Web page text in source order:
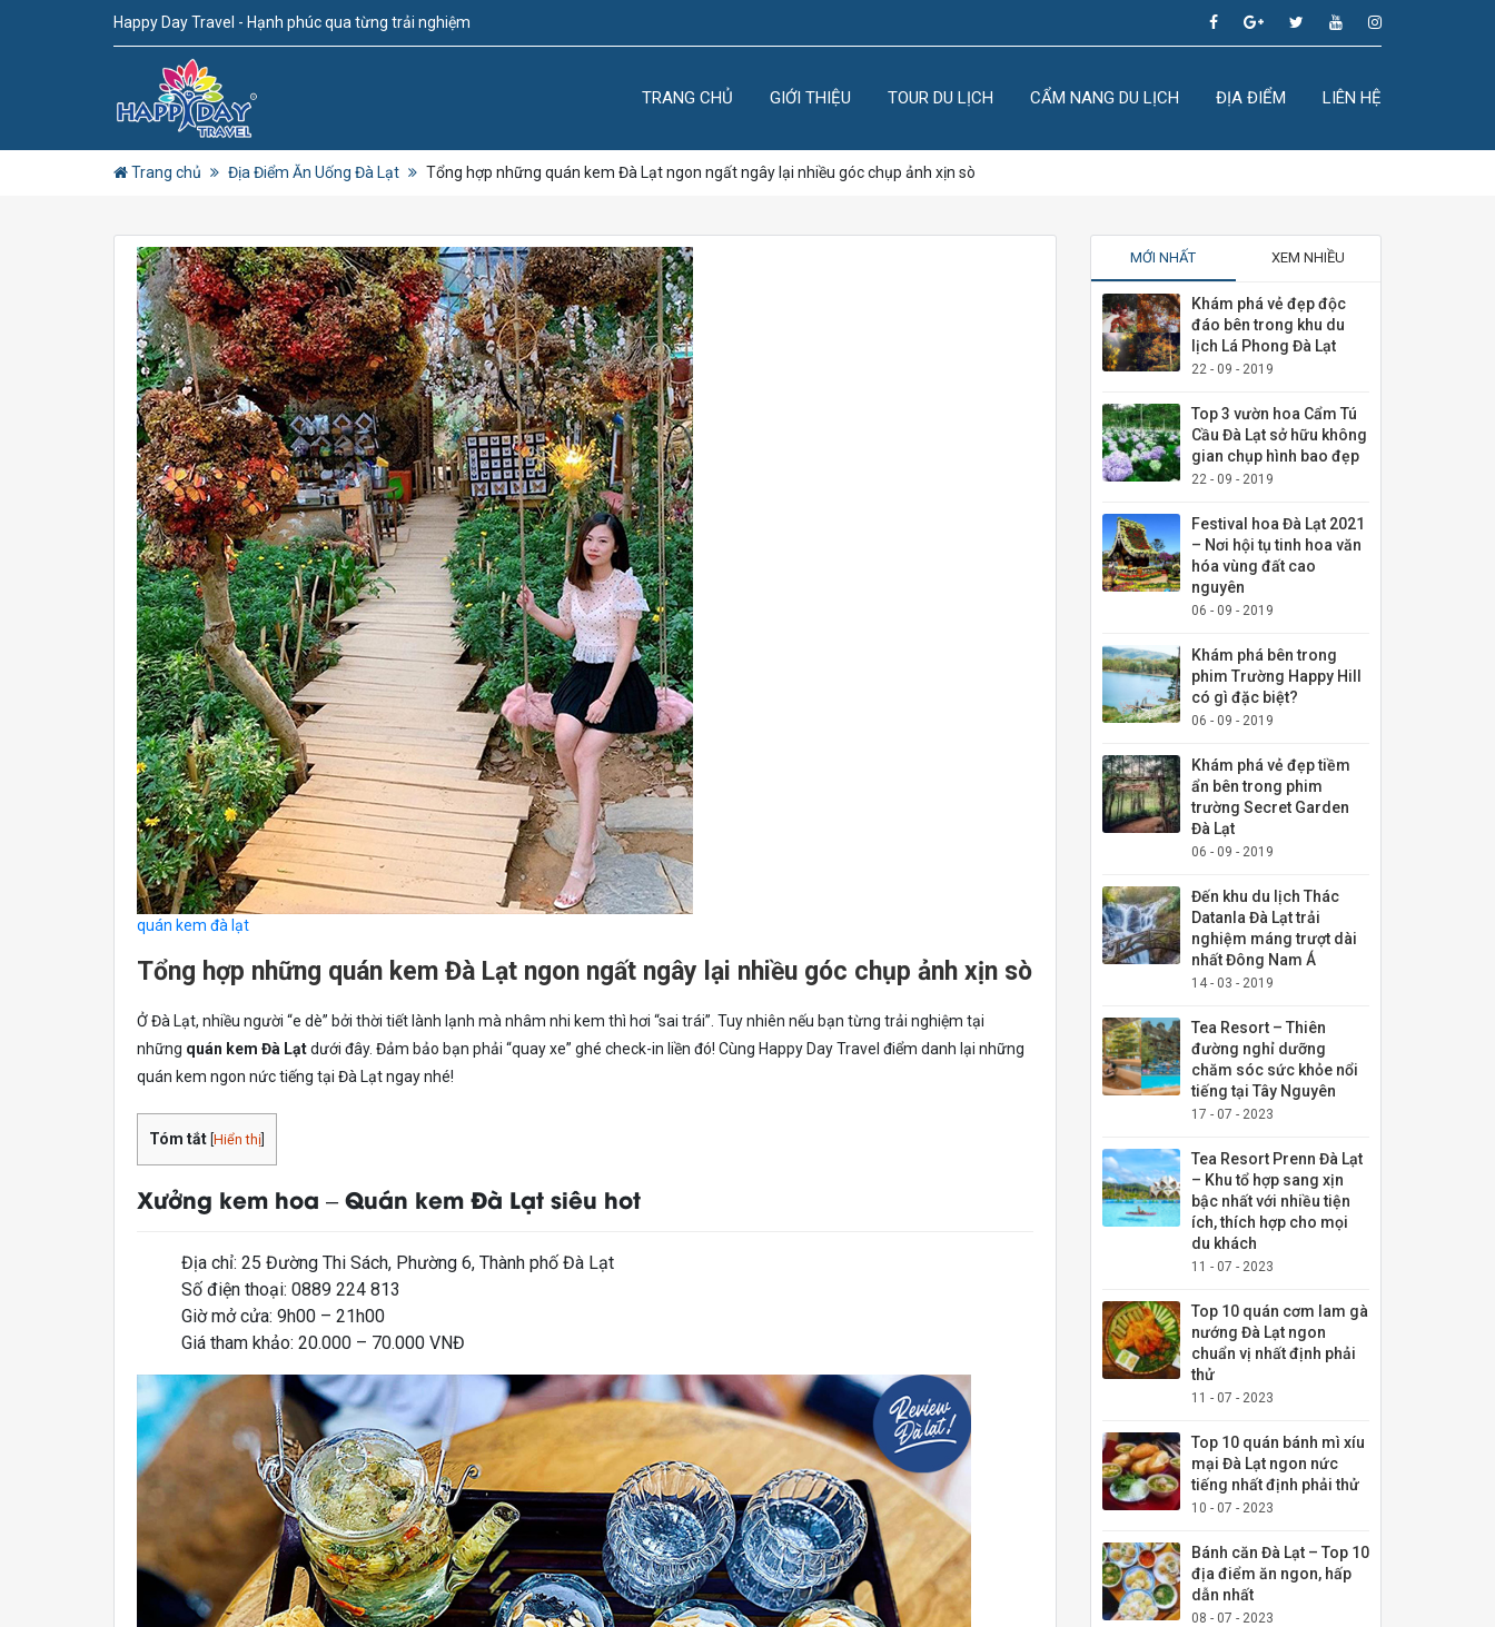
Happy Day Travel - Hạnh phúc qua từng trải nghiệm
TRANG CHỦ GIỚI THIỆU TOUR DU LỊCH CẨM NANG DU LỊCH ĐỊA ĐIỂM LIÊN HỆ
Trang chủ Địa Điểm Ăn Uống Đà Lạt Tổng hợp những quán kem Đà Lạt ngon ngất ngây lại nhiều góc chụp ảnh xịn sò
quán kem đà lạt
Tổng hợp những quán kem Đà Lạt ngon ngất ngây lại nhiều góc chụp ảnh xịn sò
Ở Đà Lạt, nhiều người “e dè” bởi thời tiết lành lạnh mà nhâm nhi kem thì hơi “sai trái”. Tuy nhiên nếu bạn từng trải nghiệm tại
những quán kem Đà Lạtdưới đây. Đảm bảo bạn phải “quay xe” ghé check-in liền đó! Cùng Happy Day Travel điểm danh lại những
quán kem ngon nức tiếng tại Đà Lạt ngay nhé!
Tóm tắt Hiển thị
Xưởng kem hoa – Quán kem Đà Lạt siêu hot
Địa chỉ: 25 Đường Thi Sách, Phường 6, Thành phố Đà Lạt
Số điện thoại: 0889 224 813
Giờ mở cửa: 9h00 – 21h00
Giá tham khảo: 20.000 – 70.000 VNĐ
MỚI NHẤT XEM NHIỀU
Khám phá vẻ đẹp độc
đáo bên trong khu du
lịch Lá Phong Đà Lạt
22 - 09 - 2019
Top 3 vườn hoa Cẩm Tú
Cầu Đà Lạt sở hữu không
gian chụp hình bao đẹp
22 - 09 - 2019
Festival hoa Đà Lạt 2021
– Nơi hội tụ tinh hoa văn
hóa vùng đất cao
nguyên
06 - 09 - 2019
Khám phá bên trong
phim Trường Happy Hill
có gì đặc biệt?
06 - 09 - 2019
Khám phá vẻ đẹp tiềm
ẩn bên trong phim
trường Secret Garden
Đà Lạt
06 - 09 - 2019
Đến khu du lịch Thác
Datanla Đà Lạt trải
nghiệm máng trượt dài
nhất Đông Nam Á
14 - 03 - 2019
Tea Resort – Thiên
đường nghỉ dưỡng
chăm sóc sức khỏe nổi
tiếng tại Tây Nguyên
17 - 07 - 2023
Tea Resort Prenn Đà Lạt
– Khu tổ hợp sang xịn
bậc nhất với nhiều tiện
ích, thích hợp cho mọi
du khách
11 - 07 - 2023
Top 10 quán cơm lam gà
nướng Đà Lạt ngon
chuẩn vị nhất định phải
thử
11 - 07 - 2023
Top 10 quán bánh mì xíu
mại Đà Lạt ngon nức
tiếng nhất định phải thử
10 - 07 - 2023
Bánh căn Đà Lạt – Top 10
địa điểm ăn ngon, hấp
dẫn nhất
08 - 07 - 2023